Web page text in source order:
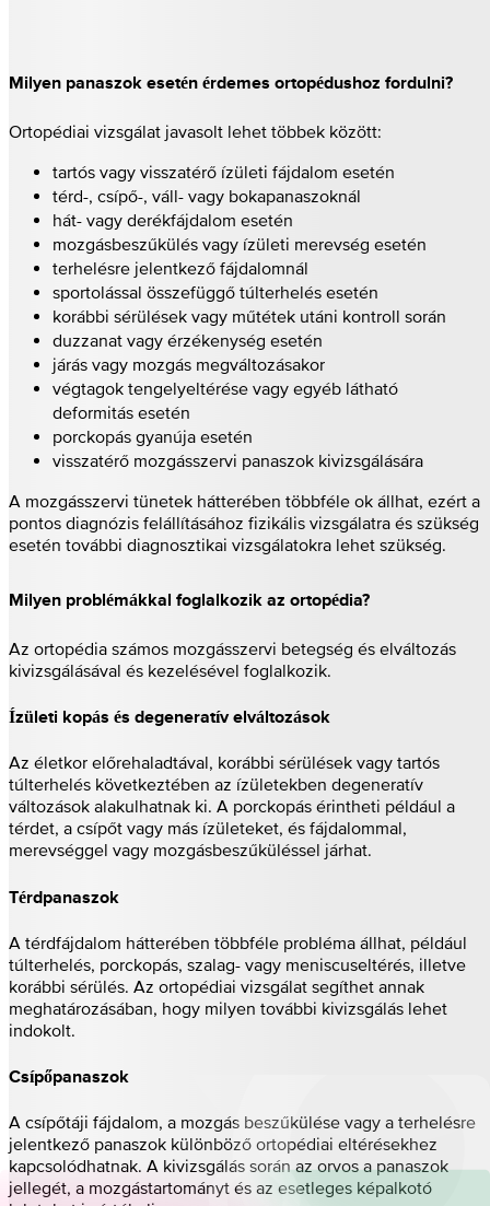
Milyen panaszok esetén érdemes ortopédushoz fordulni?
Ortopédiai vizsgálat javasolt lehet többek között:
tartós vagy visszatérő ízületi fájdalom esetén
térd-, csípő-, váll- vagy bokapanaszoknál
hát- vagy derékfájdalom esetén
mozgásbeszűkülés vagy ízületi merevség esetén
terhelésre jelentkező fájdalomnál
sportolással összefüggő túlterhelés esetén
korábbi sérülések vagy műtétek utáni kontroll során
duzzanat vagy érzékenység esetén
járás vagy mozgás megváltozásakor
végtagok tengelyeltérése vagy egyéb látható
deformitás esetén
porckopás gyanúja esetén
visszatérő mozgásszervi panaszok kivizsgálására
A mozgásszervi tünetek hátterében többféle ok állhat, ezért a
pontos diagnózis felállításához fizikális vizsgálatra és szükség
esetén további diagnosztikai vizsgálatokra lehet szükség.
Milyen problémákkal foglalkozik az ortopédia?
Az ortopédia számos mozgásszervi betegség és elváltozás
kivizsgálásával és kezelésével foglalkozik.
Ízületi kopás és degeneratív elváltozások
Az életkor előrehaladtával, korábbi sérülések vagy tartós
túlterhelés következtében az ízületekben degeneratív
változások alakulhatnak ki. A porckopás érintheti például a
térdet, a csípőt vagy más ízületeket, és fájdalommal,
merevséggel vagy mozgásbeszűküléssel járhat.
Térdpanaszok
A térdfájdalom hátterében többféle probléma állhat, például
túlterhelés, porckopás, szalag- vagy meniscuseltérés, illetve
korábbi sérülés. Az ortopédiai vizsgálat segíthet annak
meghatározásában, hogy milyen további kivizsgálás lehet
indokolt.
Csípőpanaszok
A csípőtáji fájdalom, a mozgás beszűkülése vagy a terhelésre
jelentkező panaszok különböző ortopédiai eltérésekhez
kapcsolódhatnak. A kivizsgálás során az orvos a panaszok
jellegét, a mozgástartományt és az esetleges képalkotó